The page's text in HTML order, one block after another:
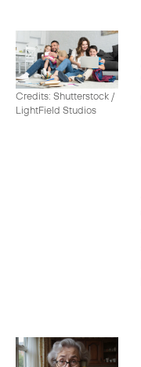
Credits: Shutterstock /
LightField Studios